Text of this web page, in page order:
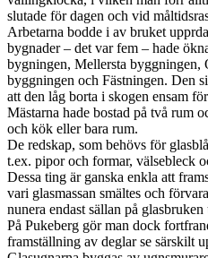
slutade för dagen och vid
Arbetarna bodde i av bruket
bygnader – det var fem – hade
bygningen, Mellersta byggningen,
byggningen och Fästningen. Den
att den låg borta i skogen ensam
Mästarna hade bostad på två rum
och kök eller bara rum.
De redskap, som behövs för
t.ex. pipor och formar, välsebleck
Dessa ting är ganska enkla att
vari glasmassan smältes och
nunera endast sällan på
På Pukeberg gör man dock
framställning av deglar se särskilt